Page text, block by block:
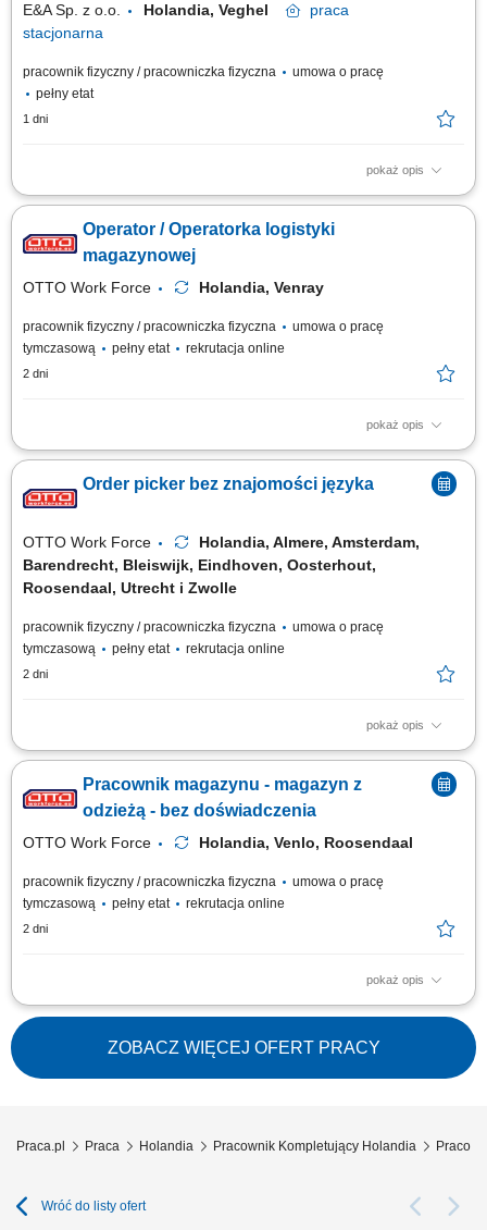
E&A Sp. z o.o. Holandia, Veghel
praca
stacjonarna
pracownik fizyczny / pracowniczka fizyczna
umowa o pracę
pełny etat
1 dni
pokaż opis
Opis stanowiska kompletowanie zamówień zgodnie z listą produktów,
kontrolowanie jakości oraz zgodności towarów przed przekazaniem do
dalszej realizacji, transport produktów wewnątrz magazynu z
Operator / Operatorka logistyki
magazynowej
OTTO Work Force Holandia, Venray
pracownik fizyczny / pracowniczka fizyczna
umowa o pracę
tymczasową
pełny etat rekrutacja online
2 dni
pokaż opis
Opis stanowiska: zbieranie i kompletowanie zamówień za pomocą
skanera lub systemu głosowego; przygotowanie i zabezpieczanie palet
przed wysyłką; obsługa elektrycznego wózka paletowego (EPT) transport
i układanie towarów w magazynie; wykonywanie zadań fizycznych
Order picker bez znajomości języka
OTTO Work Force
Holandia, Almere, Amsterdam,
Barendrecht, Bleiswijk, Eindhoven, Oosterhout,
Roosendaal, Utrecht i Zwolle
pracownik fizyczny / pracowniczka fizyczna
umowa o pracę
tymczasową
pełny etat rekrutacja online
2 dni
pokaż opis
Twoje codzienne zadania Kompletujesz i przygotowujesz zamówienia
supermarketowe. Będziesz: Kompletować produkty przy użyciu skanera
ręcznego lub systemu voice picking Sprawdzać, czy wybierasz właściwy
produkt, w odpowiedniej ilości i jakości Pakować zamówienia tak, aby
Pracownik magazynu - magazyn z
odzieżą - bez doświadczenia
OTTO Work Force Holandia, Venlo, Roosendaal
pracownik fizyczny / pracowniczka fizyczna
umowa o pracę
tymczasową
pełny etat rekrutacja online
2 dni
pokaż opis
Otrzymujesz pełną stawkę godzinową brutto w wysokości 16,36 €. Na tę
kwotę składa się podstawowe wynagrodzenie w wysokości 15,15 € za
godzinę oraz dodatek ADV, dodatek urlopowy i udział w zyskach. W
zależności od Twoich obowiązków możesz też otrzymać dodatkowe
dodatki, takie...
ZOBACZ WIĘCEJ OFERT PRACY
Praca.pl Praca Holandia Pracownik Kompletujący Holandia
Wróć do listy ofert